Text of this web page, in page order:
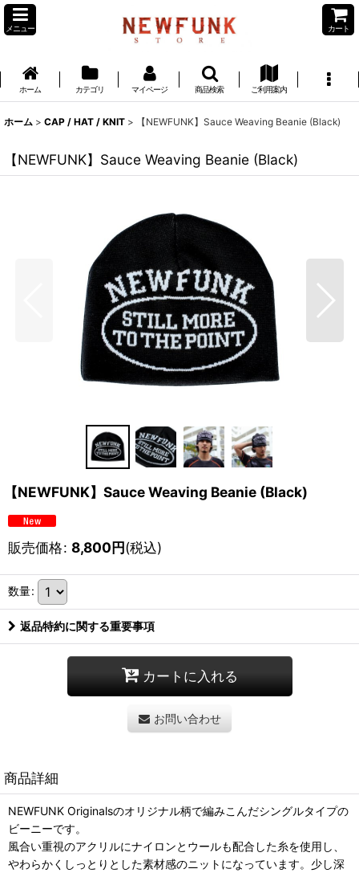
メニュー カート
ホーム カテゴリ マイページ 商品検索 ご利用案内
ホーム > CAP / HAT / KNIT > 【NEWFUNK】Sauce Weaving Beanie (Black)
【NEWFUNK】Sauce Weaving Beanie (Black)
【NEWFUNK】Sauce Weaving Beanie (Black)
販売価格: 8,800円(税込)
数量:
返品特約に関する重要事項
カートに入れる
お問い合わせ
商品詳細
NEWFUNK Originalsのオリジナル柄で編みこんだシングルタイプの
ビーニーです。
風合い重視のアクリルにナイロンとウールも配合した糸を使用し、
やわらかくしっとりとした素材感のニットになっています。少し深